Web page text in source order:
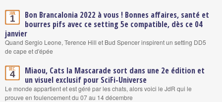
Jan.
1
Bon Brancalonia 2022 à vous ! Bonnes affaires, santé et
bourres pifs avec ce setting 5e compatible, dès ce 04
janvier
Quand Sergio Leone, Terence Hill et Bud Spencer inspirent un setting DD5
de cape et d'épée
Déc.
4
Miaou, Cats la Mascarade sort dans une 2e édition et
un visuel exclusif pour SciFi-Universe
Le monde appartient et est géré par les chats, alors voici le JdR qui le
prouve en foulencement du 07 au 14 décembre